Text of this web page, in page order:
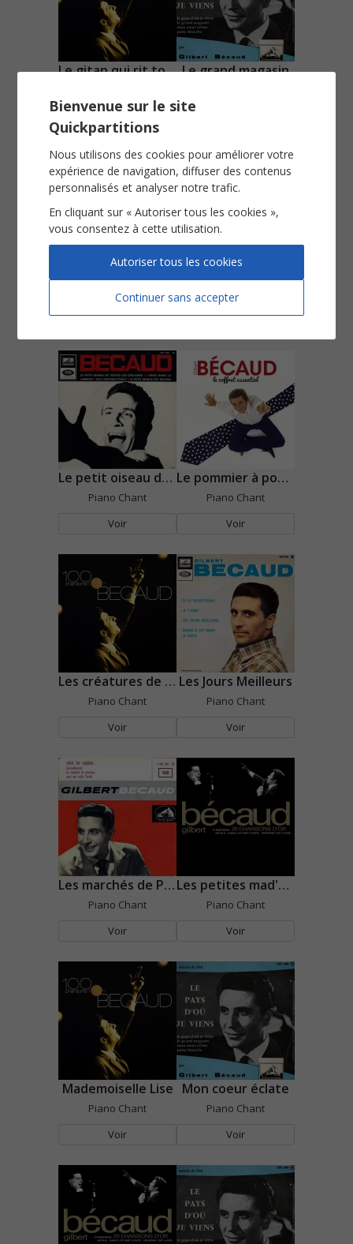
Le gitan qui rit tout le temps
Voir
Le grand magasin
Piano Chant
Voir
Piano Chant
Voir
Le petit oiseau de toutes les couleurs
Piano Chant
Voir
Le pommier à pommes
Piano Chant
Voir
Les créatures de rêve
Piano Chant
Voir
Les Jours Meilleurs
Piano Chant
Voir
Les marchés de Provence
Piano Chant
Voir
Les petites mad'maselles
Piano Chant
Voir
Mademoiselle Lise
Piano Chant
Voir
Mon coeur éclate
Piano Chant
Voir
Bienvenue sur le site
Quickpartitions
Nous utilisons des cookies pour améliorer votre
expérience de navigation, diffuser des contenus
personnalisés et analyser notre trafic.
En cliquant sur « Autoriser tous les cookies »,
vous consentez à cette utilisation.
Continuer sans accepter
Autoriser tous les cookies